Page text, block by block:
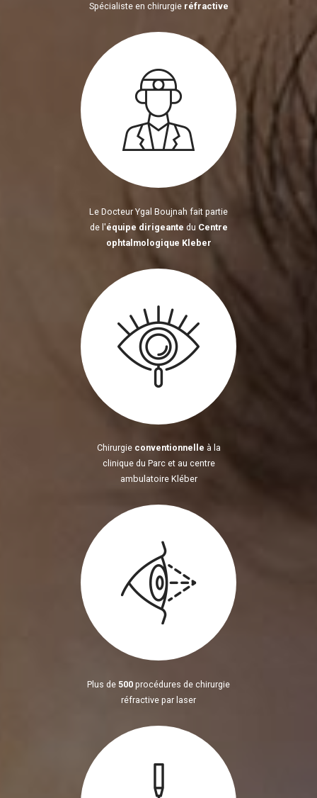
Spécialiste en chirurgie réfractive
Le Docteur Ygal Boujnah fait partie
de l'équipe dirigeante du Centre
ophtalmologique Kleber
Chirurgie conventionnelle à la
clinique du Parc et au centre
ambulatoire Kléber
Plus de 500 procédures de chirurgie
réfractive par laser